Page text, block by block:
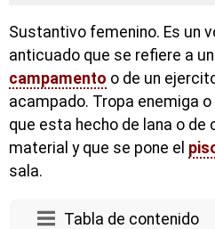
Sustantivo femenino. Es un
anticuado que se refiere a
campamento o de un
acampado. Tropa enemiga
que esta hecho de lana o de
material y que se pone el
sala.
Tabla de contenido